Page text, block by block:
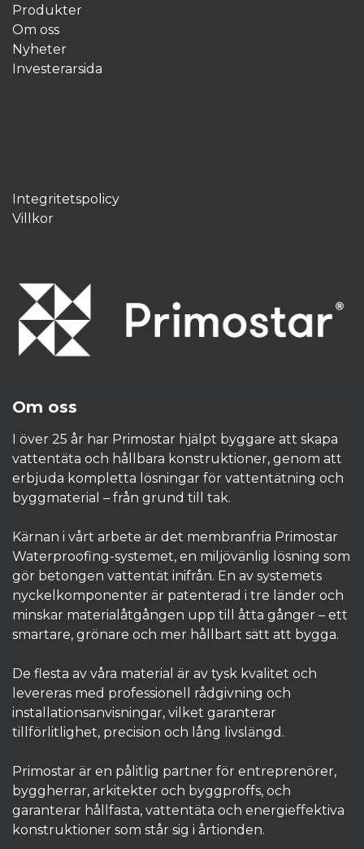
Produkter
Om oss
Nyheter
Investerarsida
Integritetspolicy
Villkor
Om oss
I över 25 år har Primostar hjälpt byggare att skapa
vattentäta och hållbara konstruktioner, genom att
erbjuda kompletta lösningar för vattentätning och
byggmaterial – från grund till tak.
Kärnan i vårt arbete är det membranfria Primostar
Waterproofing-systemet, en miljövänlig lösning som
gör betongen vattentät inifrån. En av systemets
nyckelkomponenter är patenterad i tre länder och
minskar materialåtgången upp till åtta gånger – ett
smartare, grönare och mer hållbart sätt att bygga.
De flesta av våra material är av tysk kvalitet och
levereras med professionell rådgivning och
installationsanvisningar, vilket garanterar
tillförlitlighet, precision och lång livslängd.
Primostar är en pålitlig partner för entreprenörer,
byggherrar, arkitekter och byggproffs, och
garanterar hållfasta, vattentäta och energieffektiva
konstruktioner som står sig i årtionden.​